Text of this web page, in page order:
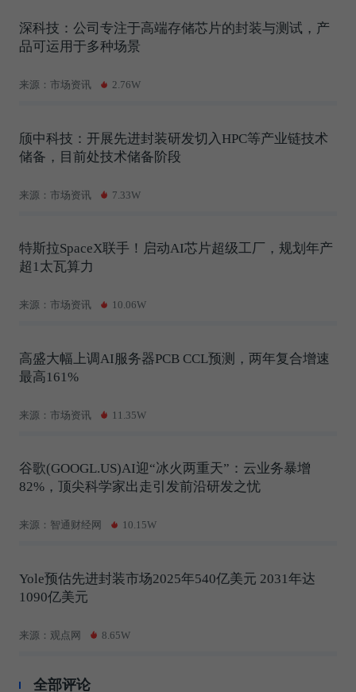
深科技：公司专注于高端存储芯片的封装与测试，产
品可运用于多种场景
来源：市场资讯 2.76W
颀中科技：开展先进封装研发切入HPC等产业链技术
储备，目前处技术储备阶段
来源：市场资讯 7.33W
特斯拉SpaceX联手！启动AI芯片超级工厂，规划年产
超1太瓦算力
来源：市场资讯 10.06W
高盛大幅上调AI服务器PCB CCL预测，两年复合增速
最高161%
来源：市场资讯 11.35W
谷歌(GOOGL.US)AI迎“冰火两重天”：云业务暴增
82%，顶尖科学家出走引发前沿研发之忧
来源：智通财经网 10.15W
Yole预估先进封装市场2025年540亿美元 2031年达
1090亿美元
来源：观点网 8.65W
全部评论